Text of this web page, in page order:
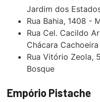
Jardim dos
Rua Bahia, 1408 -
Rua Cel. Cacildo
Chácara Cachoeira
Rua Vitório Zeola,
Bosque
Empório Pistache